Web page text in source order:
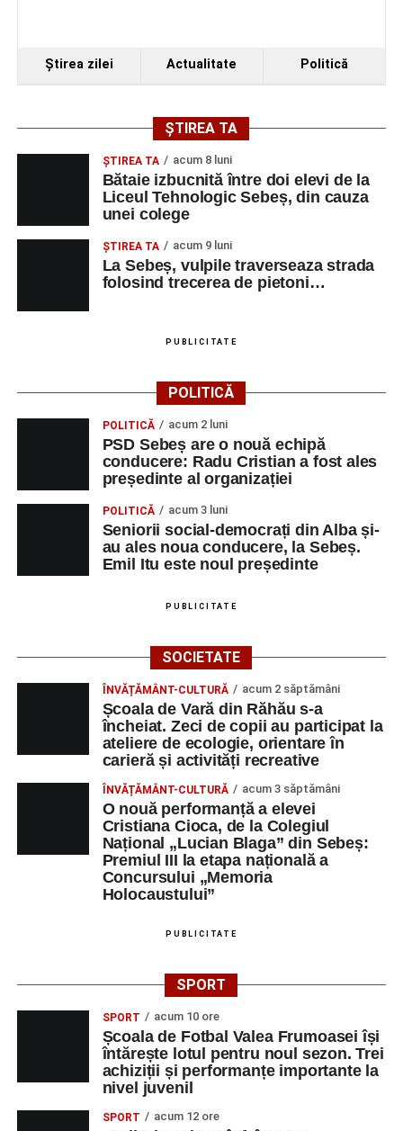
Ştirea zilei Actualitate Politică
ȘTIREA TA
ŞTIREA TA acum 8 luni
Bătaie izbucnită între doi elevi de la
Liceul Tehnologic Sebeș, din cauza
unei colege
ŞTIREA TA acum 9 luni
La Sebeș, vulpile traverseaza strada
folosind trecerea de pietoni…
PUBLICITATE
POLITICĂ
POLITICĂ acum 2 luni
PSD Sebeș are o nouă echipă
conducere: Radu Cristian a fost ales
președinte al organizației
POLITICĂ acum 3 luni
Seniorii social-democrați din Alba și-
au ales noua conducere, la Sebeș.
Emil Itu este noul președinte
PUBLICITATE
SOCIETATE
ÎNVĂȚĂMÂNT-CULTURĂ acum 2 săptămâni
Școala de Vară din Răhău s-a
încheiat. Zeci de copii au participat la
ateliere de ecologie, orientare în
carieră și activități recreative
ÎNVĂȚĂMÂNT-CULTURĂ acum 3 săptămâni
O nouă performanță a elevei
Cristiana Cioca, de la Colegiul
Național „Lucian Blaga” din Sebeș:
Premiul III la etapa națională a
Concursului „Memoria
Holocaustului”
PUBLICITATE
SPORT
SPORT acum 10 ore
Școala de Fotbal Valea Frumoasei își
întărește lotul pentru noul sezon. Trei
achiziții și performanțe importante la
nivel juvenil
SPORT acum 12 ore